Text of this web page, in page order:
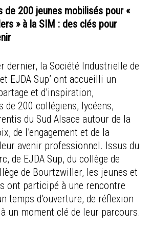
de 200 jeunes mobilisés pour «
» à la SIM : des clés pour
dernier, la Société Industrielle de
EJDA Sup’ ont accueilli un
et d’inspiration,
de 200 collégiens, lycéens,
du Sud Alsace autour de la
de l’engagement et de la
avenir professionnel. Issus du
de EJDA Sup, du collège de
de Bourtzwiller, les jeunes et
ont participé à une rencontre
temps d’ouverture, de réflexion
un moment clé de leur parcours.